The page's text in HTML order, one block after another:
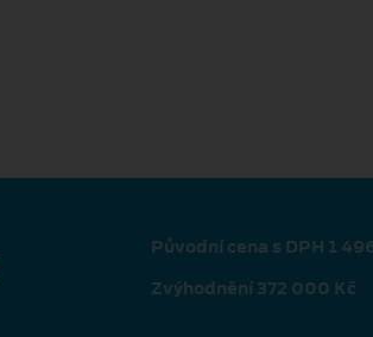
Původní cena s DPH 1
Zvýhodnění 372 000 Kč